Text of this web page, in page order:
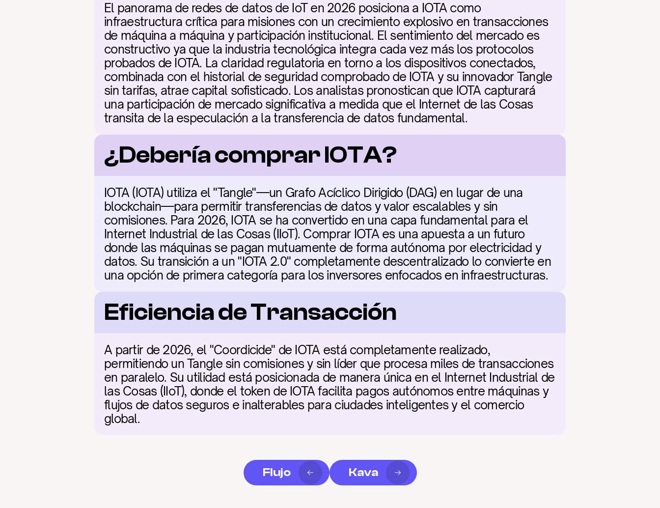
El panorama de redes de datos de IoT en 2026 posiciona a IOTA como
infraestructura crítica para misiones con un crecimiento explosivo en transacciones
de máquina a máquina y participación institucional. El sentimiento del mercado es
constructivo ya que la industria tecnológica integra cada vez más los protocolos
probados de IOTA. La claridad regulatoria en torno a los dispositivos conectados,
combinada con el historial de seguridad comprobado de IOTA y su innovador Tangle
sin tarifas, atrae capital sofisticado. Los analistas pronostican que IOTA capturará
una participación de mercado significativa a medida que el Internet de las Cosas
transita de la especulación a la transferencia de datos fundamental.
¿Debería comprar IOTA?
IOTA (IOTA) utiliza el "Tangle"—un Grafo Acíclico Dirigido (DAG) en lugar de una
blockchain—para permitir transferencias de datos y valor escalables y sin
comisiones. Para 2026, IOTA se ha convertido en una capa fundamental para el
Internet Industrial de las Cosas (IIoT). Comprar IOTA es una apuesta a un futuro
donde las máquinas se pagan mutuamente de forma autónoma por electricidad y
datos. Su transición a un "IOTA 2.0" completamente descentralizado lo convierte en
una opción de primera categoría para los inversores enfocados en infraestructuras.
Eficiencia de Transacción
A partir de 2026, el "Coordicide" de IOTA está completamente realizado,
permitiendo un Tangle sin comisiones y sin líder que procesa miles de transacciones
en paralelo. Su utilidad está posicionada de manera única en el Internet Industrial de
las Cosas (IIoT), donde el token de IOTA facilita pagos autónomos entre máquinas y
flujos de datos seguros e inalterables para ciudades inteligentes y el comercio
global.
Flujo Kava